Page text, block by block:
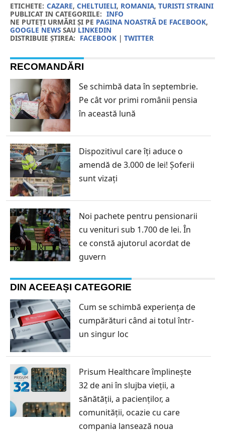
ETICHETE: CAZARE, CHELTUIELI, ROMANIA, TURISTI STRAINI
PUBLICAT IN CATEGORIILE: INFO
NE PUTEȚI URMĂRI ȘI PE PAGINA NOASTRĂ DE FACEBOOK,
GOOGLE NEWSSAU LINKEDIN
DISTRIBUIE ȘTIREA: FACEBOOK| TWITTER
RECOMANDĂRI
Se schimbă data în septembrie.
Pe cât vor primi românii pensia
în această lună
Dispozitivul care îți aduce o
amendă de 3.000 de lei! Șoferii
sunt vizați
Noi pachete pentru pensionarii
cu venituri sub 1.700 de lei. În
ce constă ajutorul acordat de
guvern
DIN ACEEAȘI CATEGORIE
Cum se schimbă experiența de
cumpărături când ai totul într-
un singur loc
Prisum Healthcare împlinește
32 de ani în slujba vieții, a
sănătății, a pacienților, a
comunității, ocazie cu care
compania lansează noua